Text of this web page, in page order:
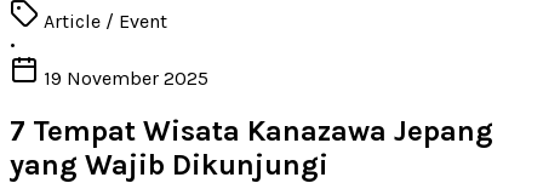
Article / Event
•
19 November 2025
7 Tempat Wisata Kanazawa Jepang
yang Wajib Dikunjungi